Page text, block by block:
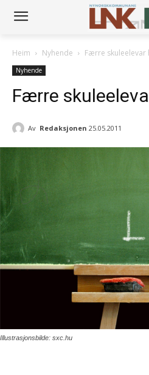
Heim Nyhende Færre skuleelevar
Nyhende
Færre
Av Redaksjonen 25.05.2011
Illustrasjonsbilde: sxc.hu